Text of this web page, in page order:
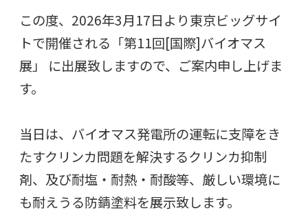
この度、2026年3月17日より東京ビッグサイ
トで開催される「第11回[国際]バイオマス
展」 に出展致しますので、ご案内申し上げま
す。
当日は、バイオマス発電所の運転に支障をき
たすクリンカ問題を解決するクリンカ抑制
剤、及び耐塩・耐熱・耐酸等、厳しい環境に
も耐えうる防錆塗料を展示致します。